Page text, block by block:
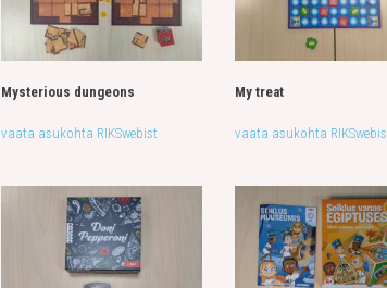
Mysterious dungeons
vaata asukohta RIKSwebist
My treat
vaata asukohta